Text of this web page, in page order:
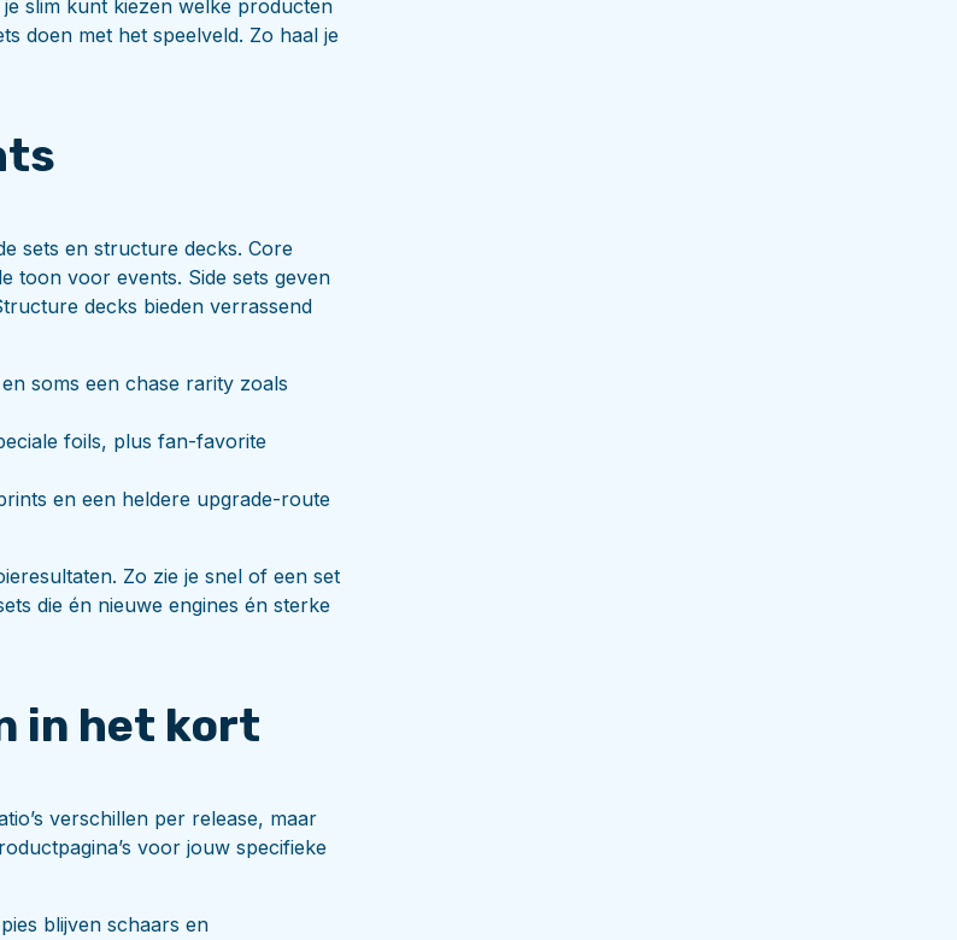
slim kunt kiezen welke producten
doen met het speelveld. Zo haal je
sets en structure decks. Core
toon voor events. Side sets geven
decks bieden verrassend
soms een chase rarity zoals
foils, plus fan-favorite
en een heldere upgrade-route
Zo zie je snel of een set
die én nieuwe engines én sterke
in het kort
verschillen per release, maar
voor jouw specifieke
blijven schaars en